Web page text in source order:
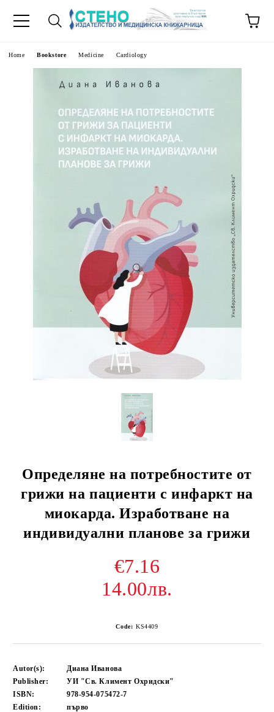
Home Bookstore Medicine Cardiology
Определяне на потребностите от
грижи на пациенти с инфаркт на
миокарда. Изработване на
индивидуални планове за грижи
€7.16
14.00лв.
Code: KS4409
Autor(s):
Диана Иванова
Publisher:
УИ "Св. Климент Охридски"
ISBN:
978-954-075472-7
Edition:
първо